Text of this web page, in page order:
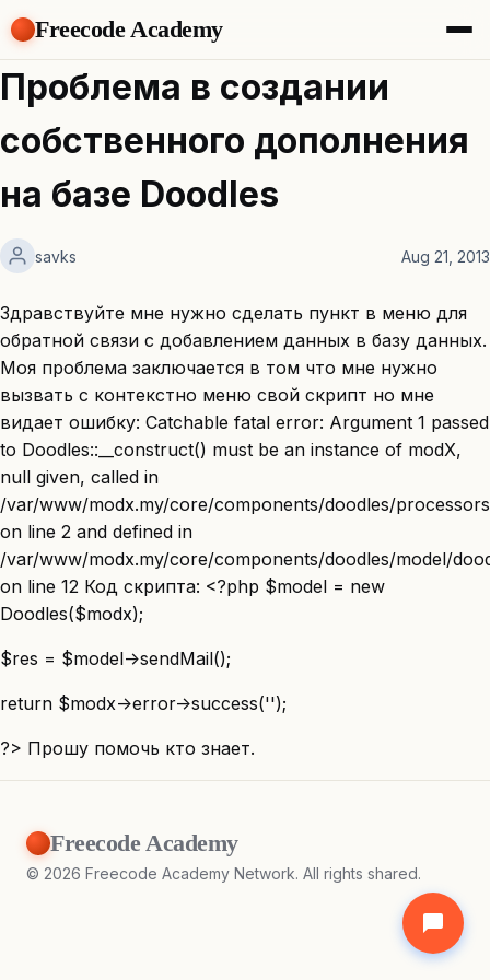
Freecode Academy
About
Members
Teams
Offers
Projects
Tasks
Get Access
Проблема в создании
собственного дополнения
на базе Doodles
savks Aug 21, 2013
Здравствуйте мне нужно сделать пункт в меню для
обратной связи с добавлением данных в базу данных.
Моя проблема заключается в том что мне нужно
вызвать с контекстно меню свой скрипт но мне
видает ошибку: Catchable fatal error: Argument 1 passed
to Doodles::__construct() must be an instance of modX,
null given, called in
/var/www/modx.my/core/components/doodles/
on line 2 and defined in
/var/www/modx.my/core/components/doodles/model/
on line 12 Код скрипта: <?php $model = new
Doodles($modx);
$res = $model->sendMail();
return $modx->error->success('');
?> Прошу помочь кто знает.
Freecode Academy
© 2026 Freecode Academy Network. All rights shared.